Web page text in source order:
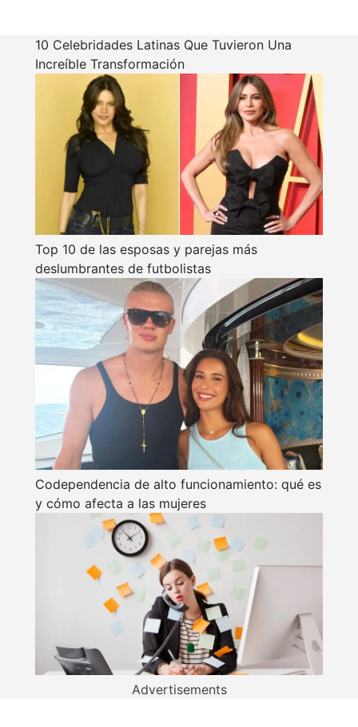
10 Celebridades Latinas Que Tuvieron Una
Increíble Transformación
Top 10 de las esposas y parejas más
deslumbrantes de futbolistas
Codependencia de alto funcionamiento: qué es
y cómo afecta a las mujeres
Advertisements